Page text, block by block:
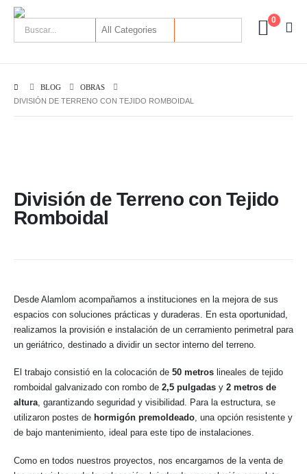
0
BLOG
OBRAS
DIVISIÓN DE TERRENO CON TEJIDO ROMBOIDAL
División de Terreno con Tejido
Romboidal
Desde Alamlom acompañamos a instituciones en la mejora de sus
espacios con soluciones prácticas y duraderas. En esta oportunidad,
realizamos la provisión e instalación de un cerramiento perimetral para
un geriátrico, destinado a dividir un sector interno del terreno.
El trabajo consistió en la colocación de 50 metros lineales de tejido
romboidal galvanizado con rombo de 2,5 pulgadas y 2 metros de
altura, garantizando seguridad y visibilidad. Para la estructura, se
utilizaron postes de hormigón premoldeado, una opción resistente y
de bajo mantenimiento, ideal para este tipo de instalaciones.
Como en todos nuestros proyectos, nos encargamos de la venta de